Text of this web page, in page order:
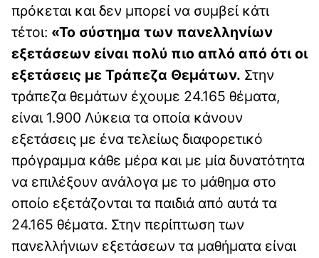
πρόκεται και δεν μπορεί να συμβεί κάτι
τέτοι: «Το σύστημα των πανελληνίων
εξετάσεων είναι πολύ πιο απλό από ότι οι
εξετάσεις με Τράπεζα Θεμάτων. Στην
τράπεζα θεμάτων έχουμε 24.165 θέματα,
είναι 1.900 Λύκεια τα οποία κάνουν
εξετάσεις με ένα τελείως διαφορετικό
πρόγραμμα κάθε μέρα και με μία δυνατότητα
να επιλέξουν ανάλογα με το μάθημα στο
οποίο εξετάζονται τα παιδιά από αυτά τα
24.165 θέματα. Στην περίπτωση των
πανελλήνιων εξετάσεων τα μαθήματα είναι